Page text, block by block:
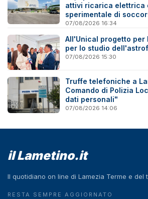
attivi ricarica elettrica
sperimentale di
07/08/2026 16:34
All'Unical progetto per
per lo studio
07/08/2026 15:30
Truffe telefoniche a
Comando di Polizia
dati personali"
07/08/2026 14:06
il Lametino.it
Il quotidiano on line di Lamezia Terme e del
RESTA SEMPRE AGGIORNATO